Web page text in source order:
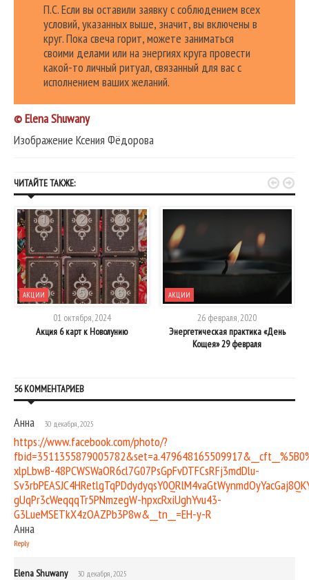
П.С. Если вы оставили заявку с соблюдением всех
условий, указанных выше, значит, вы включены в
круг. Пока свеча горит, можете заниматься
своими делами или на энергиях круга провести
какой-то личный ритуал, связанный для вас с
исполнением ваших желаний.
© Elena Shuwany
Изображение Ксения Фёдорова
ЧИТАЙТЕ ТАКЖЕ:
АКЦИИ
01 октября, 2024
Акция 6 карт к Новолунию
АКЦИИ
26 февраля, 2020
Энергетическая практика «День
Кощея» 29 февраля
 
56 КОММЕНТАРИЕВ
Анна 30 декабря, 2025
https://www.facebook.com/photo/?
xlpLbwB-48PCWSWaOR6cl7G07PsGpFvDTFCsRFj3mdDlu-
gUqPr3cWeqqqTr5PNmzegW-hpxcRxiUghYvu43-
G3LueMSETkX4zOAZPb3P8w&__tn__=EH-y-R
Анна
Reply
Elena Shuwany 30 декабря, 2025